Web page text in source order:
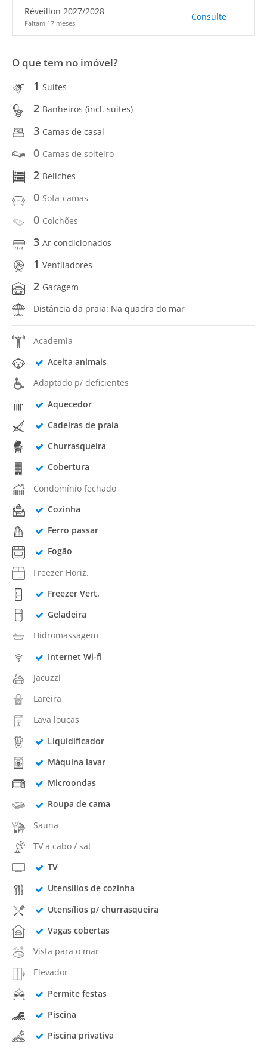
Réveillon 2027/2028
Faltam 17 meses
Consulte
O que tem no imóvel?
1 Suítes
2 Banheiros (incl. suítes)
3 Camas de casal
0 Camas de solteiro
2 Beliches
0 Sofa-camas
0 Colchões
3 Ar condicionados
1 Ventiladores
2 Garagem
Distância da praia: Na quadra do mar
Academia
Aceita animais
Adaptado p/ deficientes
Aquecedor
Cadeiras de praia
Churrasqueira
Cobertura
Condomínio fechado
Cozinha
Ferro passar
Fogão
Freezer Horiz.
Freezer Vert.
Geladeira
Hidromassagem
Internet Wi-fi
Jacuzzi
Lareira
Lava louças
Liquidificador
Máquina lavar
Microondas
Roupa de cama
Sauna
TV a cabo / sat
TV
Utensílios de cozinha
Utensílios p/ churrasqueira
Vagas cobertas
Vista para o mar
Elevador
Permite festas
Piscina
Piscina privativa